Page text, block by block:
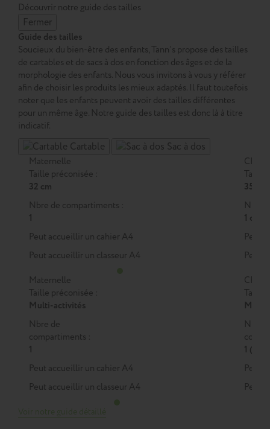
Découvrir notre guide des tailles
Fermer
Guide des tailles
Soucieux du bien-être des enfants, Tann’s propose des tailles
de cartables et de sacs à dos en fonction des âges et de la
morphologie des enfants. Nous vous invitons à vous y référer
afin de choisir les produits les mieux adaptés. Il faut toutefois
noter que les enfants peuvent avoir des tailles différentes
pour un même âge. Notre guide des tailles est donc là à titre
indicatif.
Cartable Sac à dos
Maternelle
Taille préconisée :
32 cm
Nbre de compartiments :
1
Peut accueillir un cahier A4
Peut accueillir un classeur A4
CP
Taille
35 cm
Nbre
1 ou 2
Peut
Peut
Maternelle
Taille préconisée :
Multi-activités
Nbre de
compartiments :
1
Peut accueillir un cahier A4
Peut accueillir un classeur A4
CP
Taille
M
Nbre
1 (M)
Peut
Peut